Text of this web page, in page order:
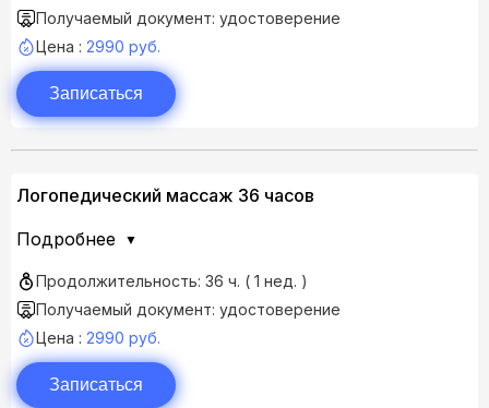
Получаемый документ: удостоверение
Цена : 2990 руб.
Записаться
Логопедический массаж 36 часов
Подробнее
Продолжительность: 36 ч. ( 1 нед. )
Получаемый документ: удостоверение
Цена : 2990 руб.
Записаться